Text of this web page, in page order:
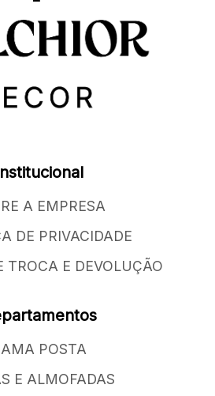
A EMPRESA
DE PRIVACIDADE
TROCA E DEVOLUÇÃO
POSTA
E ALMOFADAS